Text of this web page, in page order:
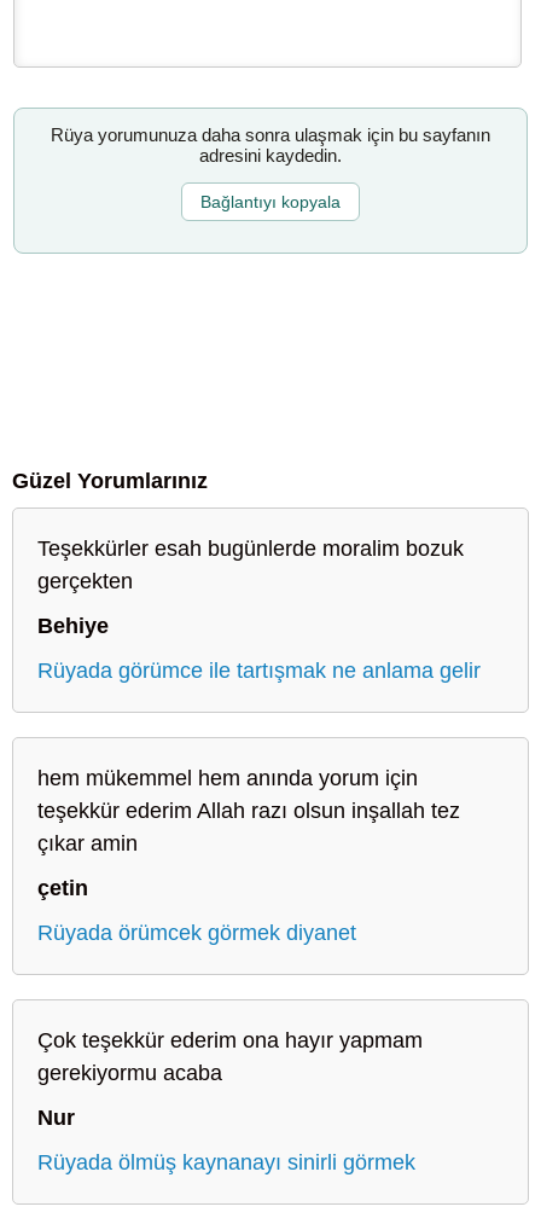
Rüya yorumunuza daha sonra ulaşmak için bu sayfanın
adresini kaydedin.
Bağlantıyı kopyala
Güzel Yorumlarınız
Teşekkürler esah bugünlerde moralim bozuk
gerçekten
Behiye
Rüyada görümce ile tartışmak ne anlama gelir
hem mükemmel hem anında yorum için
teşekkür ederim Allah razı olsun inşallah tez
çıkar amin
çetin
Rüyada örümcek görmek diyanet
Çok teşekkür ederim ona hayır yapmam
gerekiyormu acaba
Nur
Rüyada ölmüş kaynanayı sinirli görmek